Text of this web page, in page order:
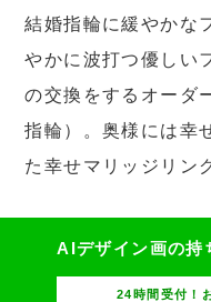
結婚指輪に緩やかな
やかに波打つ優しい
の交換をするオーダ
指輪）。奥様には幸
た幸せマリッジリン
AIデザイン画の持
24時間受付！